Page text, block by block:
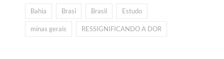
Bahia Brasi Brasil Estudo
minas gerais RESSIGNIFICANDO A DOR